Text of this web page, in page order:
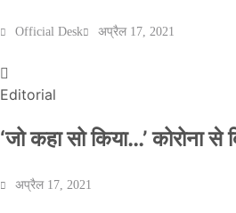
Official Desk अप्रैल 17, 2021
Editorial
‘जो कहा सो किया…’ कोरोना
अप्रैल 17, 2021